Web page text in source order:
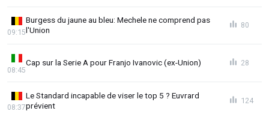
Burgess du jaune au bleu: Mechele ne comprend pas
l'Union
09:15
80
Cap sur la Serie A pour Franjo Ivanovic (ex-Union)
08:45
28
Le Standard incapable de viser le top 5 ? Euvrard
prévient
08:37
124